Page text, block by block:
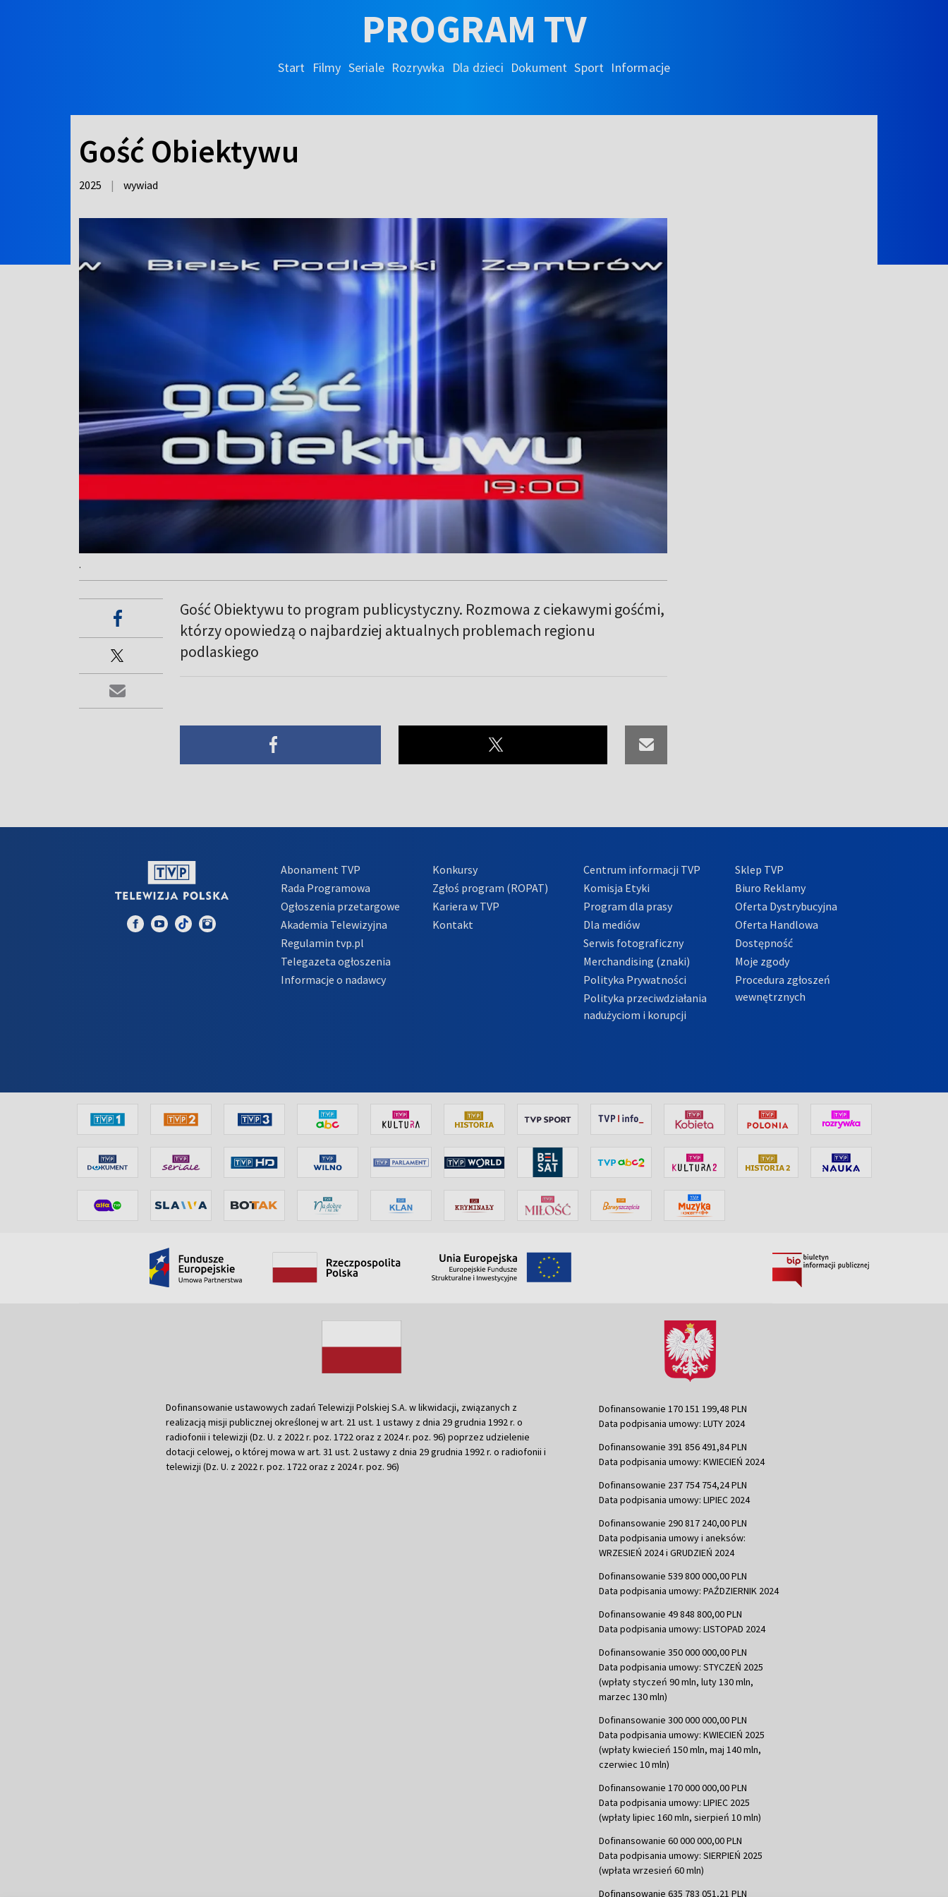
PROGRAM TV
Start Filmy Seriale Rozrywka Dla dzieci Dokument Sport Informacje
Gość Obiektywu
2025 | wywiad
.
Gość Obiektywu to program publicystyczny. Rozmowa z ciekawymi gośćmi,
którzy opowiedzą o najbardziej aktualnych problemach regionu
podlaskiego
Abonament TVP
Rada Programowa
Ogłoszenia przetargowe
Akademia Telewizyjna
Regulamin tvp.pl
Telegazeta ogłoszenia
Informacje o nadawcy
Konkursy
Zgłoś program (ROPAT)
Kariera w TVP
Kontakt
Centrum informacji TVP
Komisja Etyki
Program dla prasy
Dla mediów
Serwis fotograficzny
Merchandising (znaki)
Polityka Prywatności
Polityka przeciwdziałania
nadużyciom i korupcji
Sklep TVP
Biuro Reklamy
Oferta Dystrybucyjna
Oferta Handlowa
Dostępność
Moje zgody
Procedura zgłoszeń
wewnętrznych
Dofinansowanie ustawowych zadań Telewizji Polskiej S.A. w likwidacji, związanych z
realizacją misji publicznej określonej w art. 21 ust. 1 ustawy z dnia 29 grudnia 1992 r. o
radiofonii i telewizji (Dz. U. z 2022 r. poz. 1722 oraz z 2024 r. poz. 96) poprzez udzielenie
dotacji celowej, o której mowa w art. 31 ust. 2 ustawy z dnia 29 grudnia 1992 r. o radiofonii i
telewizji (Dz. U. z 2022 r. poz. 1722 oraz z 2024 r. poz. 96)
Dofinansowanie 170 151 199,48 PLN
Data podpisania umowy: LUTY 2024
Dofinansowanie 391 856 491,84 PLN
Data podpisania umowy: KWIECIEŃ 2024
Dofinansowanie 237 754 754,24 PLN
Data podpisania umowy: LIPIEC 2024
Dofinansowanie 290 817 240,00 PLN
Data podpisania umowy i aneksów:
WRZESIEŃ 2024 i GRUDZIEŃ 2024
Dofinansowanie 539 800 000,00 PLN
Data podpisania umowy: PAŹDZIERNIK 2024
Dofinansowanie 49 848 800,00 PLN
Data podpisania umowy: LISTOPAD 2024
Dofinansowanie 350 000 000,00 PLN
Data podpisania umowy: STYCZEŃ 2025
(wpłaty styczeń 90 mln, luty 130 mln,
marzec 130 mln)
Dofinansowanie 300 000 000,00 PLN
Data podpisania umowy: KWIECIEŃ 2025
(wpłaty kwiecień 150 mln, maj 140 mln,
czerwiec 10 mln)
Dofinansowanie 170 000 000,00 PLN
Data podpisania umowy: LIPIEC 2025
(wpłaty lipiec 160 mln, sierpień 10 mln)
Dofinansowanie 60 000 000,00 PLN
Data podpisania umowy: SIERPIEŃ 2025
(wpłata wrzesień 60 mln)
Dofinansowanie 635 783 051,21 PLN